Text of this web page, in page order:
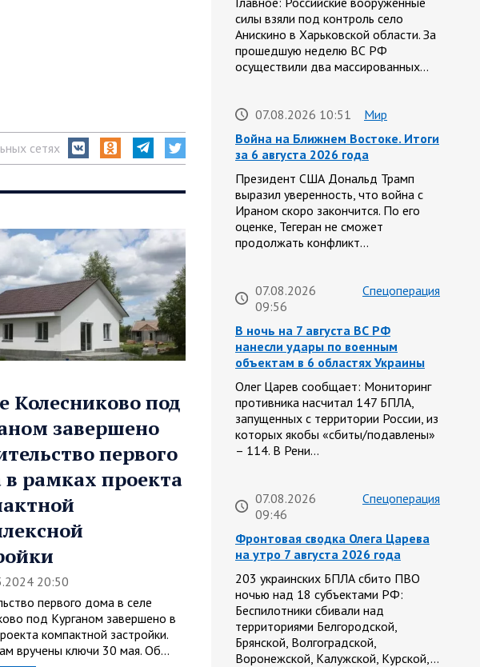
сетях
Колесниково под
завершено
первого
рамках проекта
20:50
первого дома в селе
под Курганом завершено в
компактной застройки.
вручены ключи 30 мая. Об…
силы взяли под контроль село
Анискино в Харьковской области. За
прошедшую неделю ВС РФ
осуществили два массированных…
07.08.2026 10:51
Мир
Война на Ближнем Востоке. Итоги
за 6 августа 2026 года
Президент США Дональд Трамп
выразил уверенность, что война с
Ираном скоро закончится. По его
оценке, Тегеран не сможет
продолжать конфликт…
07.08.2026
09:56
Спецоперация
В ночь на 7 августа ВС РФ
нанесли удары по военным
объектам в 6 областях Украины
Олег Царев сообщает: Мониторинг
противника насчитал 147 БПЛА,
запущенных с территории России, из
которых якобы «сбиты/подавлены»
– 114. В Рени…
07.08.2026
09:46
Спецоперация
Фронтовая сводка Олега Царева
на утро 7 августа 2026 года
203 украинских БПЛА сбито ПВО
ночью над 18 субъектами РФ:
Беспилотники сбивали над
территориями Белгородской,
Брянской, Волгоградской,
Воронежской, Калужской, Курской,…